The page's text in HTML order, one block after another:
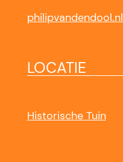
philipvandendool.nl
LOCATIE
Historische Tuin